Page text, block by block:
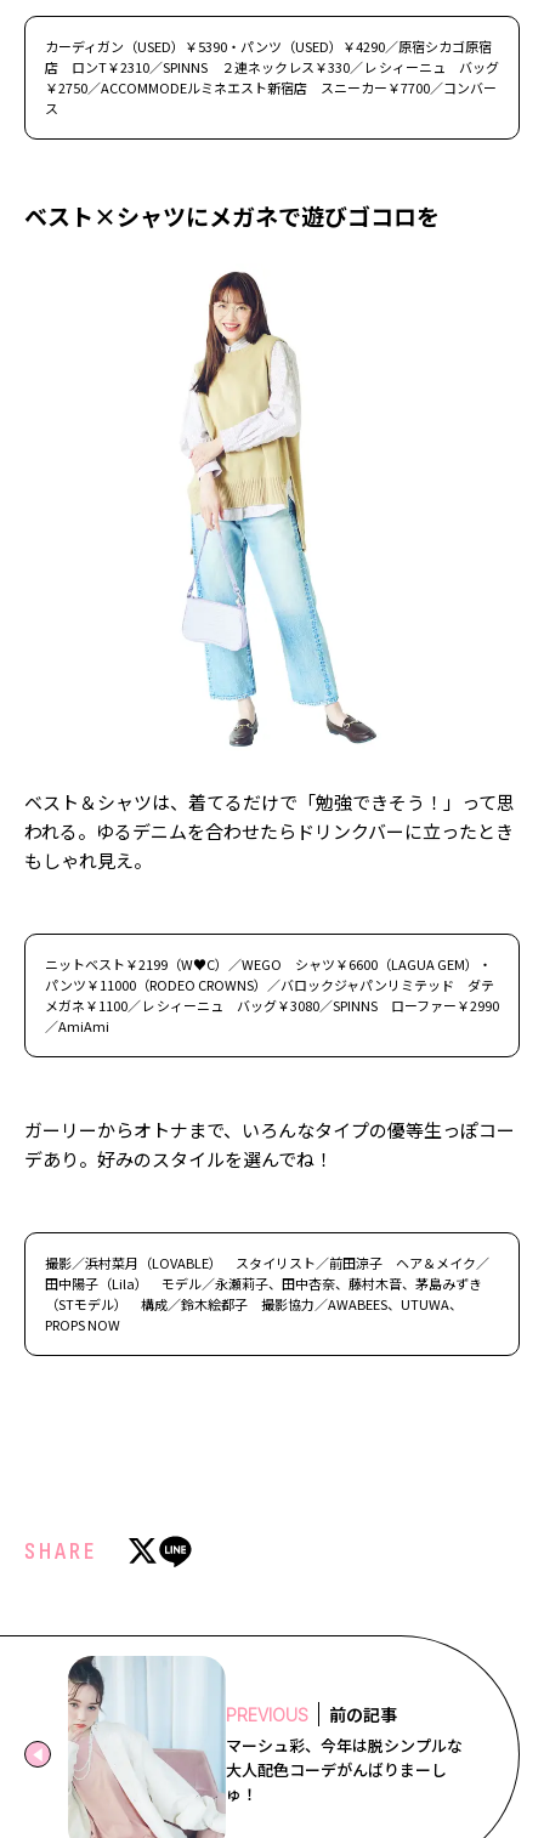
カーディガン（USED）￥5390・パンツ（USED）￥4290／原宿シカゴ原宿
店 ロンT￥2310／SPINNS ２連ネックレス￥330／レ シィーニュ バッグ
￥2750／ACCOMMODEルミネエスト新宿店 スニーカー￥7700／コンバー
ス
ベスト×シャツにメガネで遊びゴコロを
ベスト＆シャツは、着てるだけで「勉強できそう！」って思
われる。ゆるデニムを合わせたらドリンクバーに立ったとき
もしゃれ見え。
ニットベスト￥2199（W♥C）／WEGO シャツ￥6600（LAGUA GEM）・
パンツ￥11000（RODEO CROWNS）／バロックジャパンリミテッド ダテ
メガネ￥1100／レ シィーニュ バッグ￥3080／SPINNS ローファー￥2990
／AmiAmi
ガーリーからオトナまで、いろんなタイプの優等生っぽコー
デあり。好みのスタイルを選んでね！
撮影／浜村菜月（LOVABLE） スタイリスト／前田涼子 ヘア＆メイク／
田中陽子（Lila） モデル／永瀬莉子、田中杏奈、藤村木音、茅島みずき
（STモデル） 構成／鈴木絵都子 撮影協力／AWABEES、UTUWA、
PROPS NOW
SHARE
PREVIOUS 前の記事
マーシュ彩、今年は脱シンプルな
大人配色コーデがんばりまーし
ゅ！